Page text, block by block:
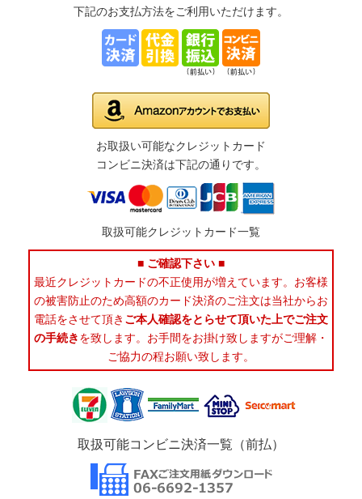
下記のお支払方法をご利用いただけます。
お取扱い可能なクレジットカード
コンビニ決済は下記の通りです。
取扱可能クレジットカード一覧
■ ご確認下さい ■
最近クレジットカードの不正使用が増えています。お客様
の被害防止のため高額のカード決済のご注文は当社からお
電話をさせて頂き ご本人確認をとらせて頂いた上でご注文
の手続きを致します。お手間をお掛け致しますがご理解・
ご協力の程お願い致します。
取扱可能コンビニ決済一覧（前払）